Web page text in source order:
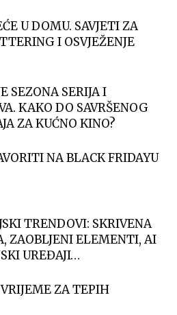
U DOMU. SAVJETI ZA
I OSVJEŽENJE
SEZONA SERIJA I
KAKO DO SAVRŠENOG
ZA KUĆNO KINO?
NA BLACK FRIDAYU
TRENDOVI: SKRIVENA
ZAOBLJENI ELEMENTI, AI
UREĐAJI…
VRIJEME ZA TEPIH